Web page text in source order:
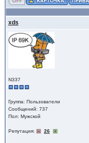
xds
N337
Группа: Пользователи
Сообщений: 737
Пол: Мужской
Репутация: 26